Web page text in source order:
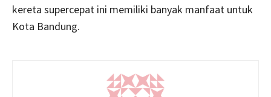
kereta supercepat ini memiliki banyak manfaat untuk
Kota Bandung.